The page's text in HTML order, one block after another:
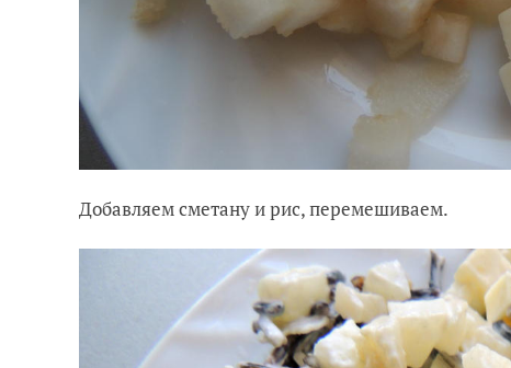
Добавляем сметану и рис, перемешиваем.